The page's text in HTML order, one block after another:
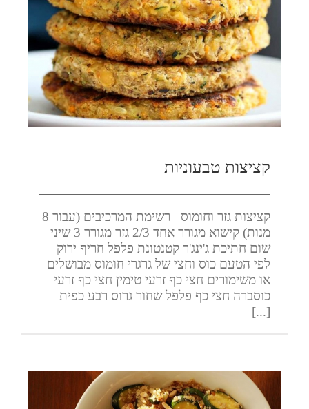
קציצות טבעוניות
קציצות גזר וחומוס רשימת המרכיבים (עבור 8
מנות) קישוא מגורר אחד 2/3 גזר מגורר 3 שיני
שום חתיכת ג'ינג'ר קטנטונת פלפל חריף ירוק
לפי הטעם כוס וחצי של גרגרי חומוס מבושלים
או משימורים חצי כף זרעי טימין חצי כף זרעי
כוסברה חצי כף פלפל שחור גרוס רבע כפית
[...]